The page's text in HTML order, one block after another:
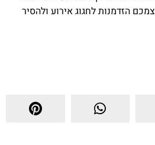
הזדמנות לחגוג אירוע ולהסיר